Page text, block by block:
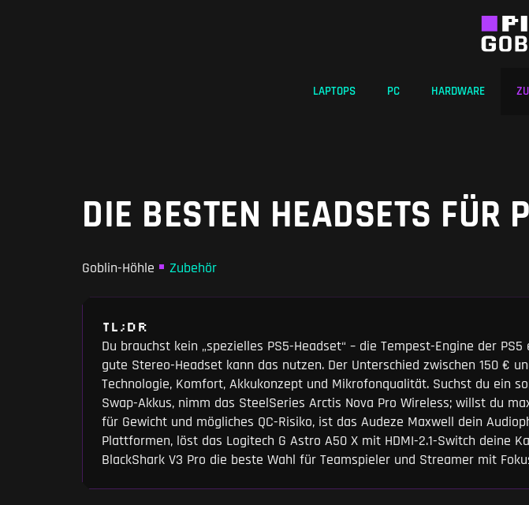
LAPTOPS PC HARDWARE
DIE BESTEN HEADSETS FÜR
Goblin-Höhle Zubehör
TL;DR
Du brauchst kein „spezielles PS5-Headset“ – die Tempest-Engine der
gute Stereo-Headset kann das nutzen. Der Unterschied zwischen 150 €
Technologie, Komfort, Akkukonzept und Mikrofonqualität. Suchst du ein
Swap-Akkus, nimm das SteelSeries Arctis Nova Pro Wireless; willst du
für Gewicht und mögliches QC-Risiko, ist das Audeze Maxwell dein
Plattformen, löst das Logitech G Astro A50 X mit HDMI-2.1-Switch deine
BlackShark V3 Pro die beste Wahl für Teamspieler und Streamer mit